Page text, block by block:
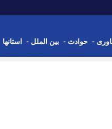
- حوادث - بین الملل - استانها